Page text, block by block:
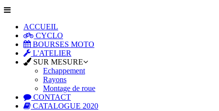
ACCUEIL
CYCLO
BOURSES MOTO
L'ATELIER
SUR MESURE
Echappement
Rayons
Montage de roue
CONTACT
CATALOGUE 2020